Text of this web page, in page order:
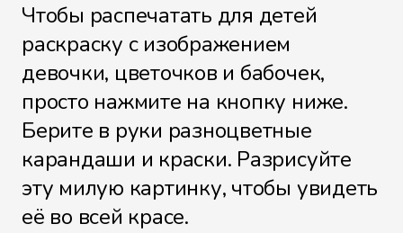
Чтобы распечатать для детей
раскраску с изображением
девочки, цветочков и бабочек,
просто нажмите на кнопку ниже.
Берите в руки разноцветные
карандаши и краски. Разрисуйте
эту милую картинку, чтобы увидеть
её во всей красе.